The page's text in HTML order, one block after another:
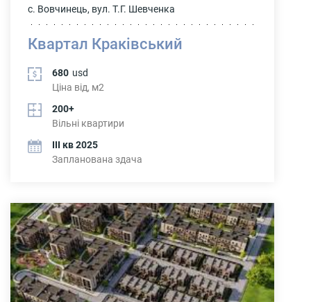
с. Вовчинець, вул. Т.Г. Шевченка
Квартал Краківський
680 usd
Ціна від, м2
200+
Вільні квартири
IІІ кв 2025
Запланована здача